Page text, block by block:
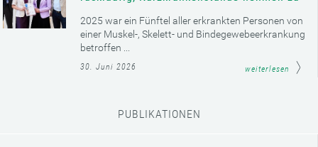
2025 war ein Fünftel aller erkrankten Personen von
einer Muskel-, Skelett- und Bindegewebeerkrankung
betroffen ...
30. Juni 2026 weiterlesen
PUBLIKATIONEN